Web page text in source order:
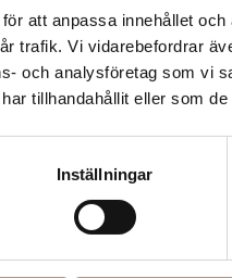
att anpassa innehållet
trafik. Vi vidarebefordrar
och analysföretag som vi
tillhandahållit eller som
Inställningar
Allt material på
enligt lagen
PRENUMERERA